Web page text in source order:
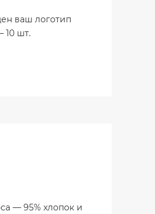
ваш логотип
10 шт.
— 95% хлопок и